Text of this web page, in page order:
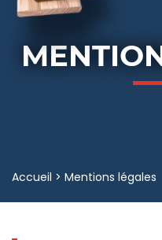
Accueil > Mentions légales